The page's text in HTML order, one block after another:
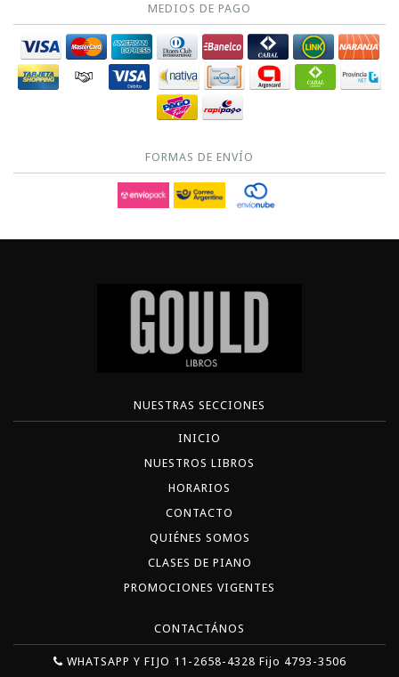
MEDIOS DE PAGO
FORMAS DE ENVÍO
NUESTRAS SECCIONES
INICIO
NUESTROS LIBROS
HORARIOS
CONTACTO
QUIÉNES SOMOS
CLASES DE PIANO
PROMOCIONES VIGENTES
CONTACTÁNOS
WHATSAPP Y FIJO 11-2658-4328 Fijo 4793-3506